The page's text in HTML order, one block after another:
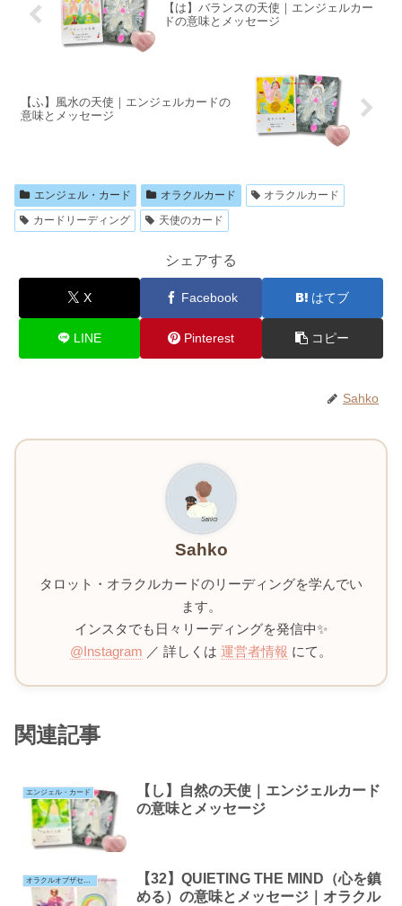
【は】バランスの天使｜エンジェルカー
ドの意味とメッセージ
【ふ】風水の天使｜エンジェルカードの
意味とメッセージ
エンジェル・カード オラクルカード
オラクルカード
カードリーディング
天使のカード
シェアする
X Facebook はてブ
LINE Pinterest コピー
Sahko
Sahko
タロット・オラクルカードのリーディングを学んでい
ます。
インスタでも日々リーディングを発信中✨
@Instagram ／ 詳しくは 運営者情報 にて。
関連記事
エンジェル・カード
【し】自然の天使｜エンジェルカード
の意味とメッセージ
オラクルオブザセブンエナジー
【32】QUIETING THE MIND（心を鎮
める）の意味とメッセージ｜オラクル